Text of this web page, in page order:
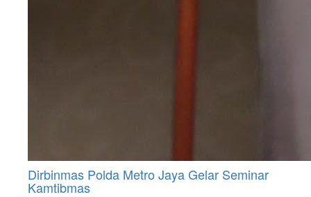
Dirbinmas Polda Metro Jaya Gelar Seminar
Kamtibmas